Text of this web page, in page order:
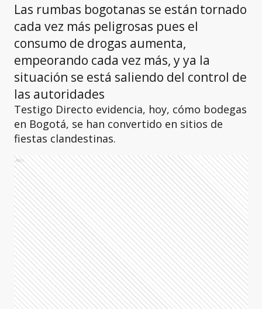
Las rumbas bogotanas se están tornado
cada vez más peligrosas pues el
consumo de drogas aumenta,
empeorando cada vez más, y ya la
situación se está saliendo del control de
las autoridades
Testigo Directo evidencia, hoy, cómo bodegas
en Bogotá, se han convertido en sitios de
fiestas clandestinas.
Ads